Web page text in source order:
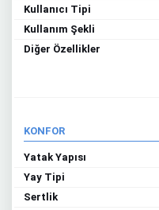
Kullanıcı Tipi
Kullanım Şekli
Diğer Özellikler
KONFOR
Yatak Yapısı
Yay Tipi
Sertlik